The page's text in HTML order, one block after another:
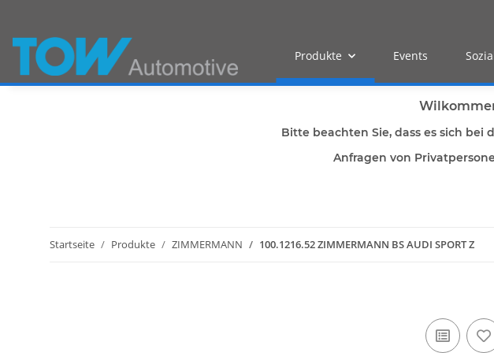
Produkte Events
Bitte beachten Sie, dass es sich bei
Anfragen von
Startseite Produkte ZIMMERMANN 100.1216.52 ZIMMERMANN BS AUDI SPORT Z